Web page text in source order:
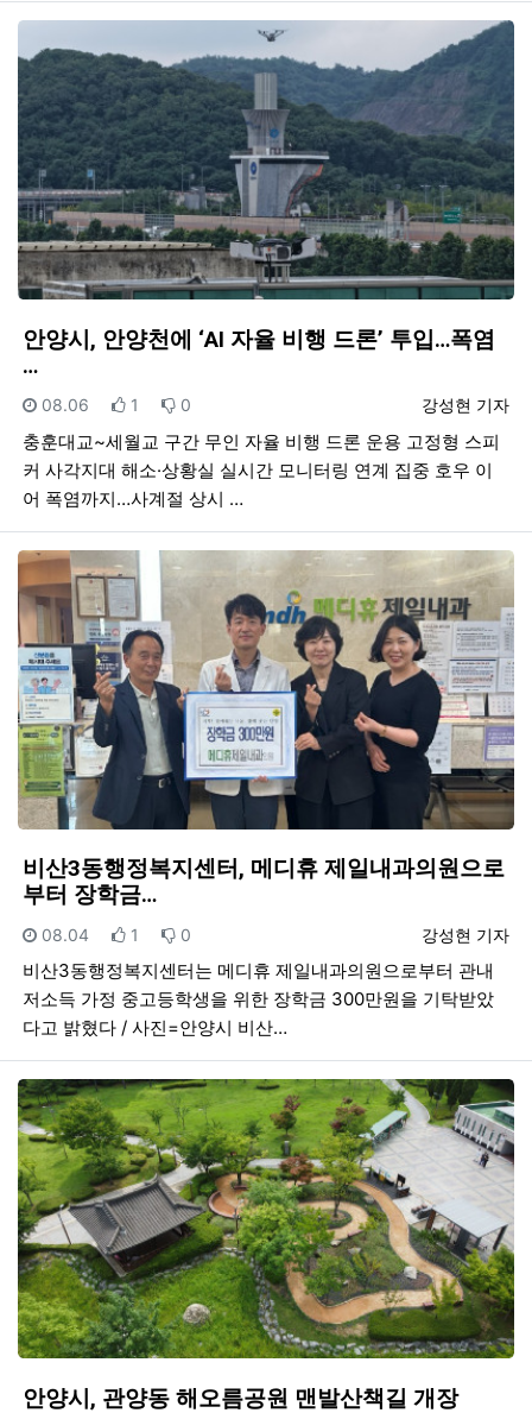
안양시, 안양천에 ‘AI 자율 비행 드론’ 투입…폭염
…
등록자
강성현 기자
등록일
08.06 추천
1 비추천
0
충훈대교~세월교 구간 무인 자율 비행 드론 운용 고정형 스피
커 사각지대 해소·상황실 실시간 모니터링 연계 집중 호우 이
어 폭염까지…사계절 상시 …
비산3동행정복지센터, 메디휴 제일내과의원으로
부터 장학금…
등록자
강성현 기자
등록일
08.04 추천
1 비추천
0
비산3동행정복지센터는 메디휴 제일내과의원으로부터 관내
저소득 가정 중고등학생을 위한 장학금 300만원을 기탁받았
다고 밝혔다 / 사진=안양시 비산…
안양시, 관양동 해오름공원 맨발산책길 개장